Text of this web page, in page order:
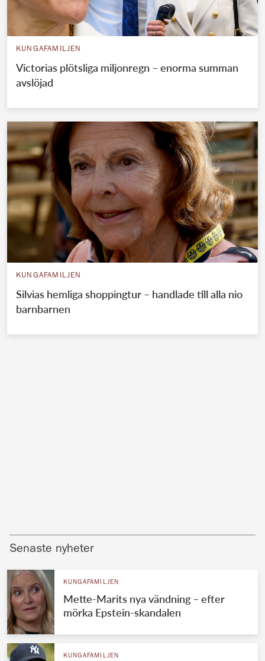
KUNGAFAMILJEN
Victorias plötsliga miljonregn – enorma summan
avslöjad
KUNGAFAMILJEN
Silvias hemliga shoppingtur – handlade till alla nio
barnbarnen
Senaste nyheter
KUNGAFAMILJEN
Mette-Marits nya vändning – efter
mörka Epstein-skandalen
KUNGAFAMILJEN